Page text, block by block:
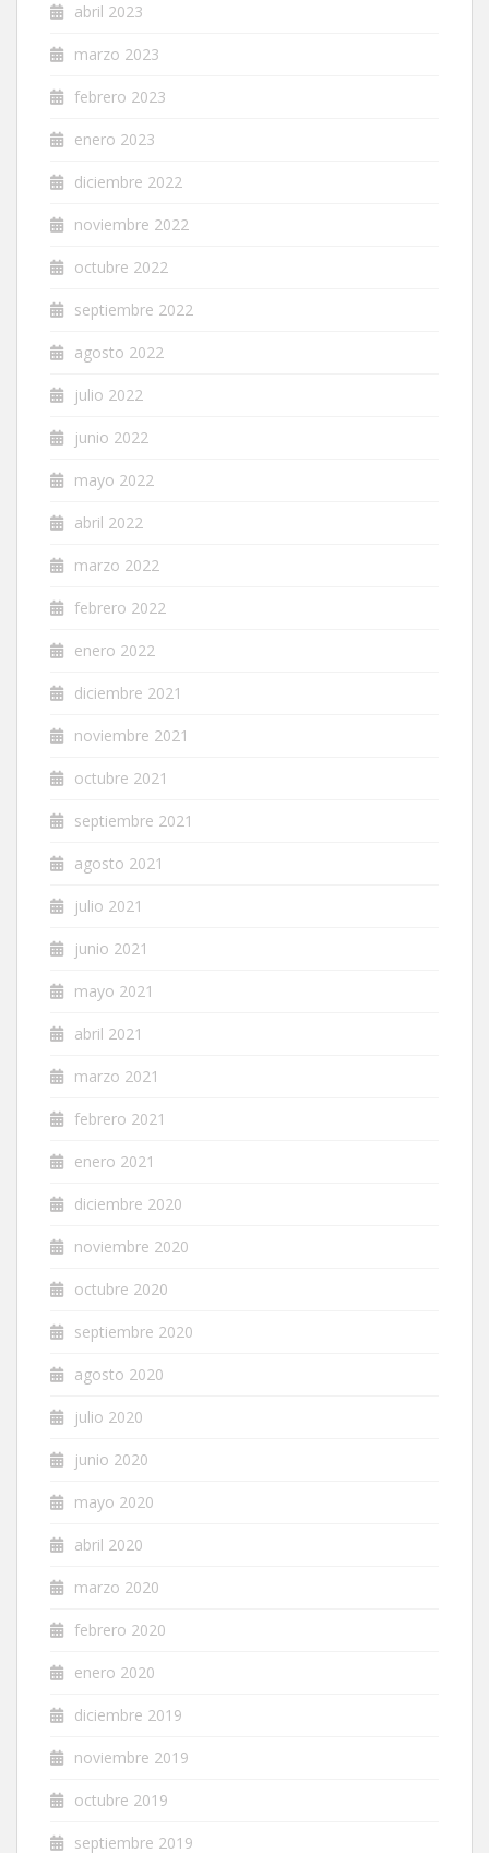
abril 2023
marzo 2023
febrero 2023
enero 2023
diciembre 2022
noviembre 2022
octubre 2022
septiembre 2022
agosto 2022
julio 2022
junio 2022
mayo 2022
abril 2022
marzo 2022
febrero 2022
enero 2022
diciembre 2021
noviembre 2021
octubre 2021
septiembre 2021
agosto 2021
julio 2021
junio 2021
mayo 2021
abril 2021
marzo 2021
febrero 2021
enero 2021
diciembre 2020
noviembre 2020
octubre 2020
septiembre 2020
agosto 2020
julio 2020
junio 2020
mayo 2020
abril 2020
marzo 2020
febrero 2020
enero 2020
diciembre 2019
noviembre 2019
octubre 2019
septiembre 2019